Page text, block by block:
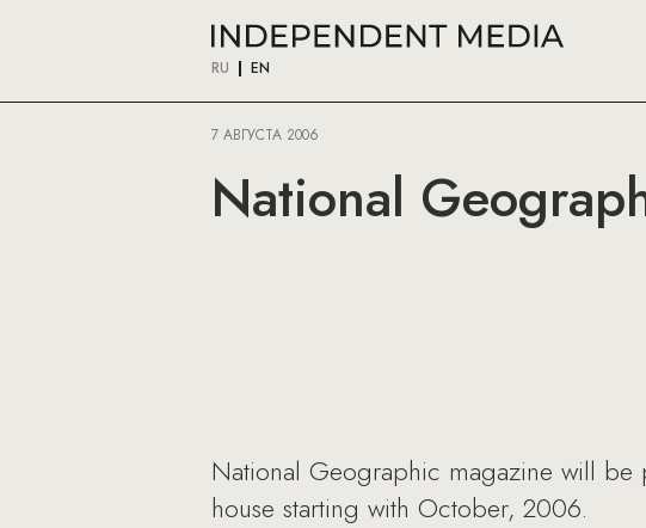
RU EN
7 АВГУСТА 2006
National
National Geographic magazine will
house starting with October, 2006.